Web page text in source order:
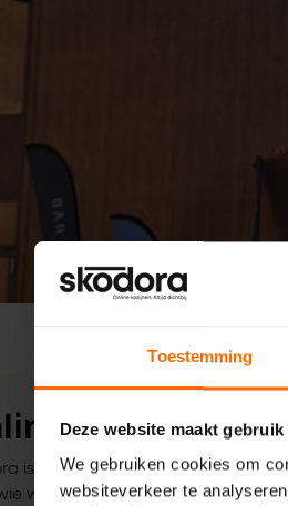
Toestemming
Deze website maakt
We gebruiken cookies om
websiteverkeer te
kozijnen.
is altijd dichtbij. Dichtbij jou en
we zijn, maar ook door letterlijk